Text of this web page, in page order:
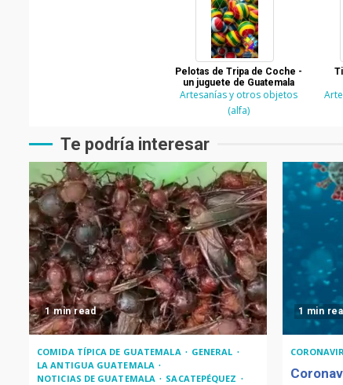
Pelotas de Tripa de Coche -
un juguete de Guatemala
Artesanías y otros objetos
(alfa)
Te podría interesar
1 min read
COMIDA TÍPICA DE GUATEMALA
GENERAL
LA ANTIGUA GUATEMALA
NOTICIAS DE GUATEMALA
SACATEPÉQUEZ
1 min